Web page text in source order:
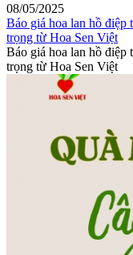
08/05/2025
Báo giá hoa lan hồ điệp
trọng từ Hoa Sen Việt
Báo giá hoa lan hồ điệp
trọng từ Hoa Sen Việt